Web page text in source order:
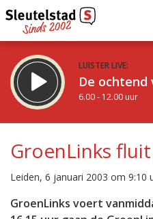
LUISTER LIVE:
De ochtend
6.00 - 12.00 uur
De middag van
12.00 - 17.00 uur
Vorig uur
Inklappen
GroenLinks
Leiden, 6 januari 2003 om 9:10
GroenLinks voert